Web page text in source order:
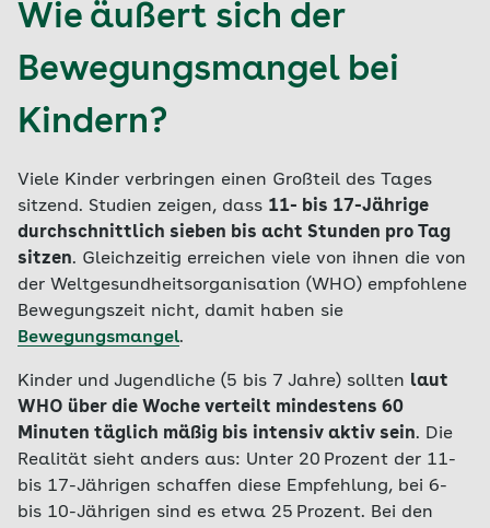
Wie äußert sich der
Bewegungsmangel bei
Kindern?
Viele Kinder verbringen einen Großteil des Tages
sitzend. Studien zeigen, dass 11- bis 17-Jährige
durchschnittlich sieben bis acht Stunden pro Tag
sitzen. Gleichzeitig erreichen viele von ihnen die von
der Weltgesundheitsorganisation (WHO) empfohlene
Bewegungszeit nicht, damit haben sie
Bewegungsmangel.
Kinder und Jugendliche (5 bis 7 Jahre) sollten laut
WHO über die Woche verteilt mindestens 60
Minuten täglich mäßig bis intensiv aktiv sein. Die
Realität sieht anders aus: Unter 20 Prozent der 11-
bis 17-Jährigen schaffen diese Empfehlung, bei 6-
bis 10-Jährigen sind es etwa 25 Prozent. Bei den